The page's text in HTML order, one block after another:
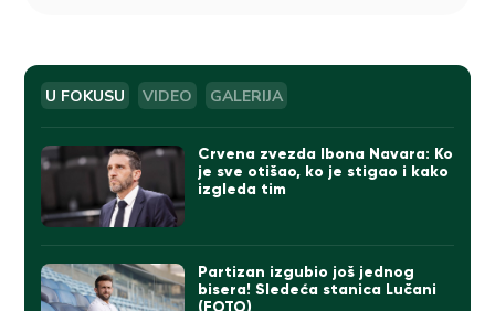
U FOKUSU VIDEO GALERIJA
Crvena zvezda Ibona Navara: Ko
je sve otišao, ko je stigao i kako
izgleda tim
Partizan izgubio još jednog
bisera! Sledeća stanica Lučani
(FOTO)